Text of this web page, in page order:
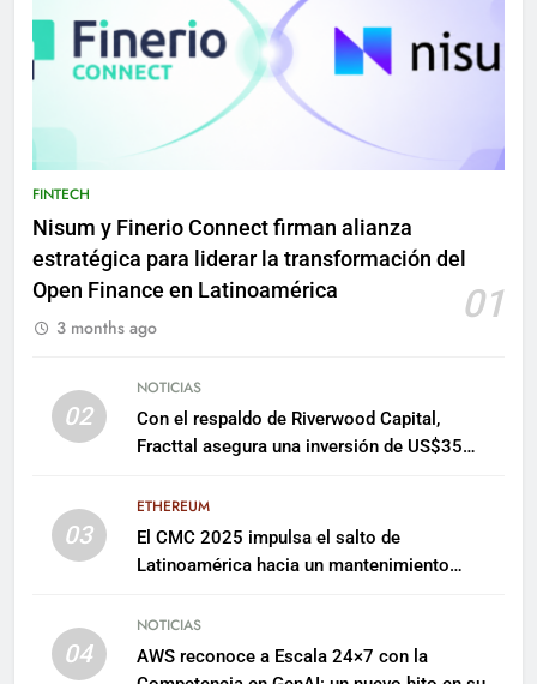
FINTECH
Nisum y Finerio Connect firman alianza
estratégica para liderar la transformación del
Open Finance en Latinoamérica
01
3 months ago
02
NOTICIAS
Con el respaldo de Riverwood Capital,
Fracttal asegura una inversión de US$35
03
ETHEREUM
El CMC 2025 impulsa el salto de
Latinoamérica hacia un mantenimiento
04
NOTICIAS
AWS reconoce a Escala 24×7 con la